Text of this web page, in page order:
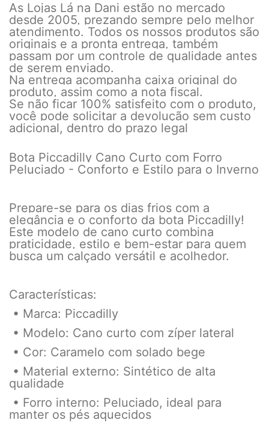
As Lojas Lá na Dani estão no mercado
desde 2005, prezando sempre pelo melhor
atendimento. Todos os nossos produtos são
originais e a pronta entrega, também
passam por um controle de qualidade antes
de serem enviado.
Na entrega acompanha caixa original do
produto, assim como a nota fiscal.
Se não ficar 100% satisfeito com o produto,
você pode solicitar a devolução sem custo
adicional, dentro do prazo legal
Bota Piccadilly Cano Curto com Forro
Peluciado - Conforto e Estilo para o Inverno
Prepare-se para os dias frios com a
elegância e o conforto da bota Piccadilly!
Este modelo de cano curto combina
praticidade, estilo e bem-estar para quem
busca um calçado versátil e acolhedor.
Características:
• Marca: Piccadilly
• Modelo: Cano curto com zíper lateral
• Cor: Caramelo com solado bege
• Material externo: Sintético de alta
qualidade
• Forro interno: Peluciado, ideal para
manter os pés aquecidos